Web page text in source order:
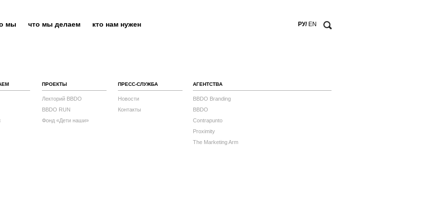
мы что мы делаем кто нам нужен РУ/ EN
ПРОЕКТЫ
Лекторий BBDO
BBDO RUN
Фонд «Дети наши»
ПРЕСС-СЛУЖБА
Новости
Контакты
АГЕНТСТВА
BBDO Branding
BBDO
Contrapunto
Proximity
The Marketing Arm